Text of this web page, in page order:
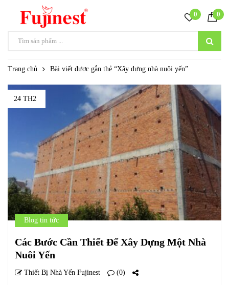
0 0
Trang chủ Bài viết được gắn thẻ “Xây dựng nhà nuôi yến”
24 TH2
Blog tin tức
Các Bước Cần Thiết Để Xây Dựng Một Nhà
Nuôi Yến
Thiết Bị Nhà Yến Fujinest (0)